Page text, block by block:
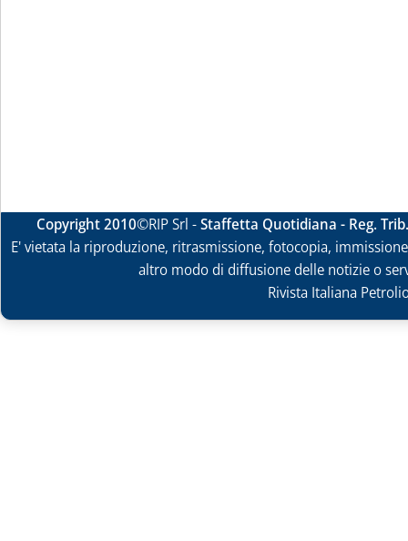
Copyright 2010©RIP Srl -Staffetta Quotidiana - Reg.
E' vietata la riproduzione, ritrasmissione, fotocopia,
altro modo di diffusione delle notizie o
Rivista Italiana